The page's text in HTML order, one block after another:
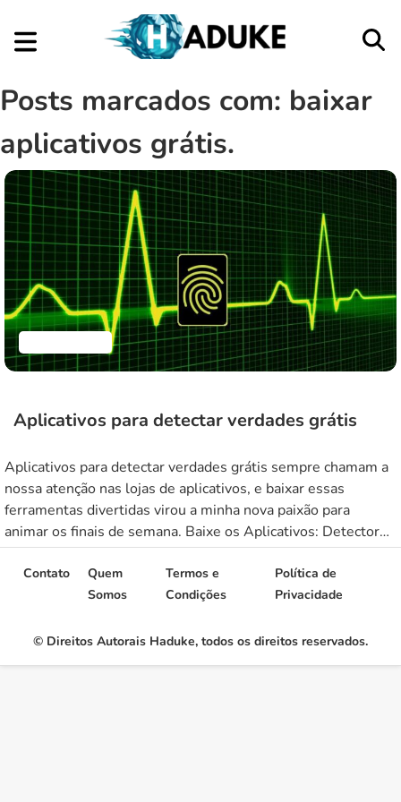
Posts marcados com: baixar
aplicativos grátis.
Aplicativos para detectar verdades grátis
Aplicativos para detectar verdades grátis sempre chamam a
nossa atenção nas lojas de aplicativos, e baixar essas
ferramentas divertidas virou a minha nova paixão para
animar os finais de semana. Baixe os Aplicativos: Detector
de mentiras Baixar Detector facial de mentiras Baixar
TruthScan Baixar Baixe os melhores aplicativos agora
mesmo. ← Voltar Você sabia que […]
© Direitos Autorais Haduke, todos os direitos reservados.
Contato
Quem
Somos
Termos e
Condições
Política de
Privacidade